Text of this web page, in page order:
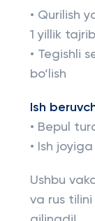
• Qurilish
1 yillik
• Tegishli
bo‘lish
Ish
• Bepul
• Ish
Ushbu
va rus